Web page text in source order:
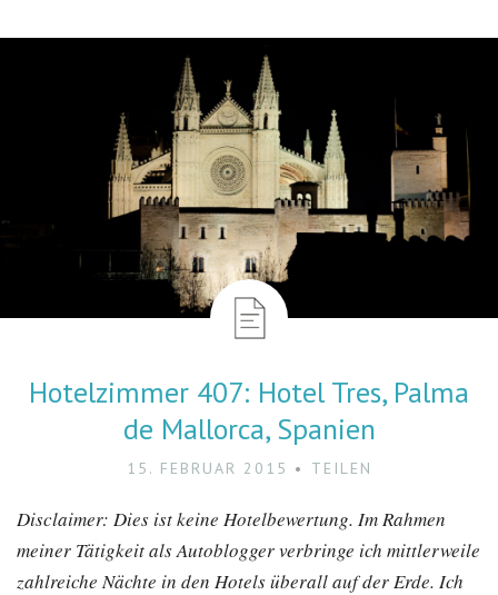
Hotelzimmer 407: Hotel Tres, Palma
de Mallorca, Spanien
15. FEBRUAR 2015 TEILEN
Disclaimer: Dies ist keine Hotelbewertung. Im Rahmen
meiner Tätigkeit als Autoblogger verbringe ich mittlerweile
zahlreiche Nächte in den Hotels überall auf der Erde. Ich